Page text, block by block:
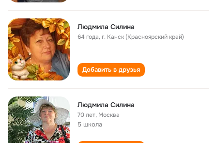
Людмила Силина
64 года,г. Канск (Красноярский край)
Добавить в друзья
Людмила Силина
70 лет, Москва
5 школа